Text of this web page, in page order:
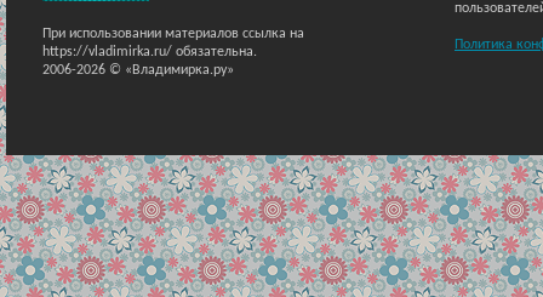
При использовании материалов ссылка на
https://vladimirka.ru/ обязательна.
2006-2026 © «Владимирка.ру»
Политика